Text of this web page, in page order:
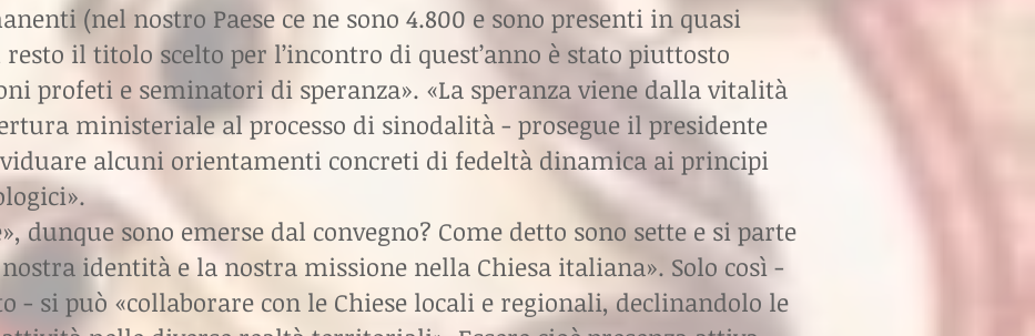
(nel nostro Paese ce ne sono 4.800 e sono presenti in quasi
il titolo scelto per l’incontro di quest’anno è stato piuttosto
profeti e seminatori di speranza». «La speranza viene dalla vitalità
ministeriale al processo di sinodalità - prosegue il presidente
alcuni orientamenti concreti di fedeltà dinamica ai principi
dunque sono emerse dal convegno? Come detto sono sette e si parte
identità e la nostra missione nella Chiesa italiana». Solo così -
- si può «collaborare con le Chiese locali e regionali, declinandolo le